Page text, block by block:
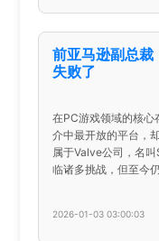
前亚马逊副总
失败了
在PC游戏领域的核心
介中最开放的平台，
属于Valve公司，名
临诸多挑战，但至今
2026-01-03 03:00:03